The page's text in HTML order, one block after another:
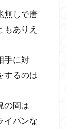
無しで唐
もありえ
手に対
するのは
の間は
イパンな